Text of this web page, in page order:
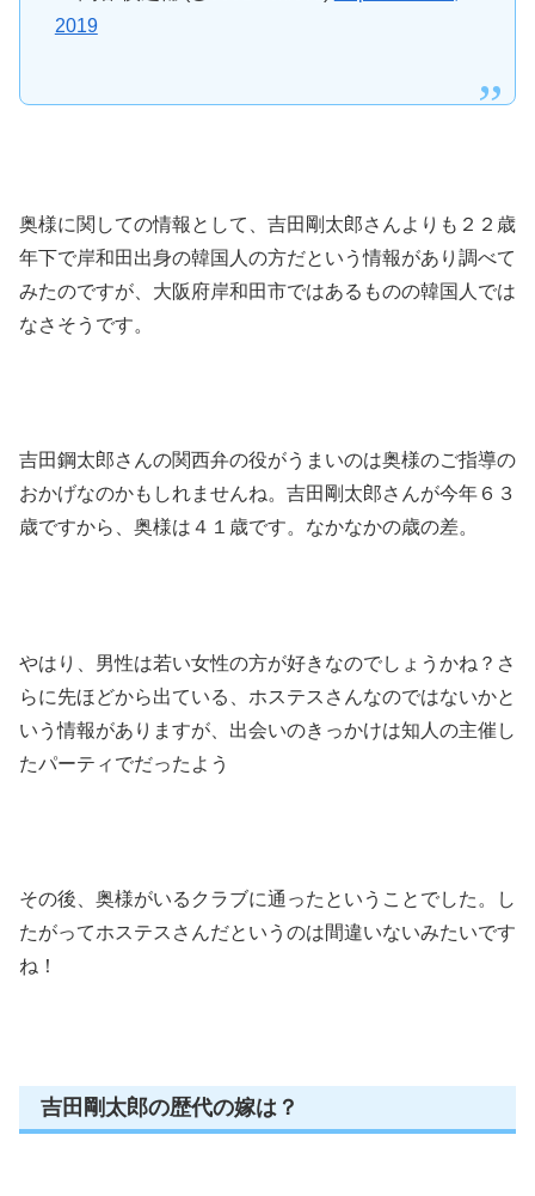
2019
奥様に関しての情報として、吉田剛太郎さんよりも２２歳
年下で岸和田出身の韓国人の方だという情報があり調べて
みたのですが、大阪府岸和田市ではあるものの韓国人では
なさそうです。
吉田鋼太郎さんの関西弁の役がうまいのは奥様のご指導の
おかげなのかもしれませんね。吉田剛太郎さんが今年６３
歳ですから、奥様は４１歳です。なかなかの歳の差。
やはり、男性は若い女性の方が好きなのでしょうかね？さ
らに先ほどから出ている、ホステスさんなのではないかと
いう情報がありますが、出会いのきっかけは知人の主催し
たパーティでだったよう
その後、奥様がいるクラブに通ったということでした。し
たがってホステスさんだというのは間違いないみたいです
ね！
吉田剛太郎の歴代の嫁は？